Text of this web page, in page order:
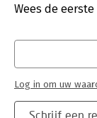
Wees de
Schrijf een
Log in om uw